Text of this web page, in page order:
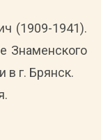
(1909-1941).
Знаменского
в г. Брянск.